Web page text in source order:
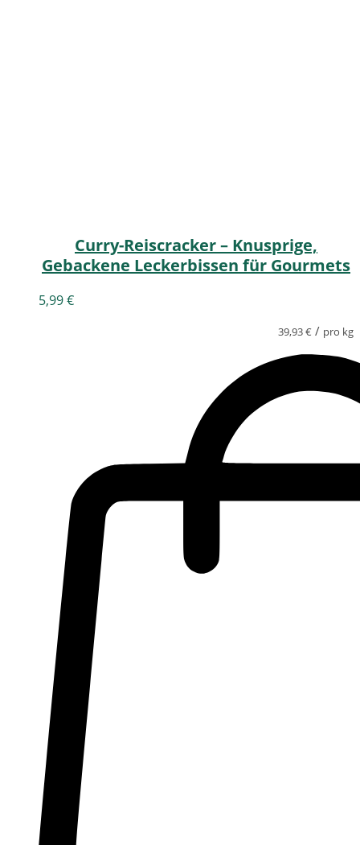
Curry-Reiscracker – Knusprige,
Gebackene Leckerbissen für Gourmets
5,99€
39,93€ / pro kg